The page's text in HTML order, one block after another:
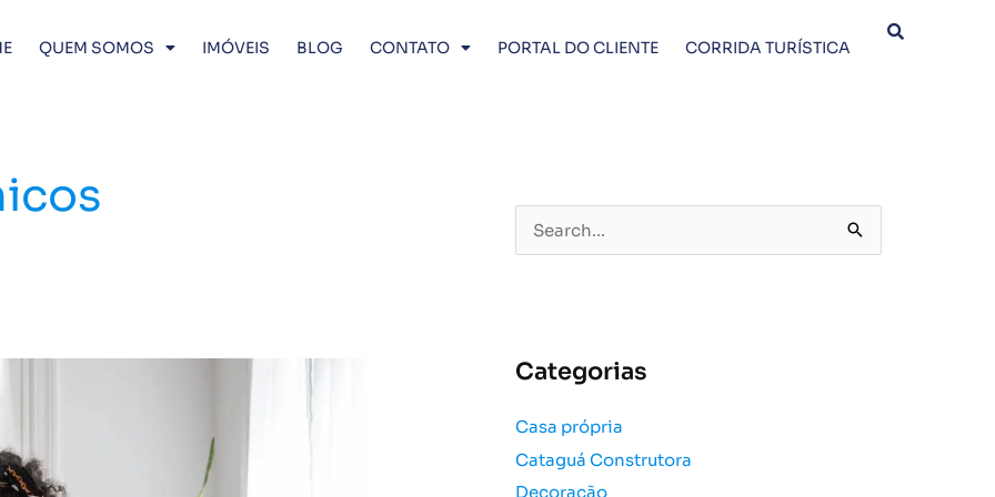
QUEM SOMOS IMÓVEIS BLOG CONTATO PORTAL DO CLIENTE CORRIDA TURÍSTICA
e
i
a
r
p
Categorias
Casa própria
Cataguá Construtora
Decoração